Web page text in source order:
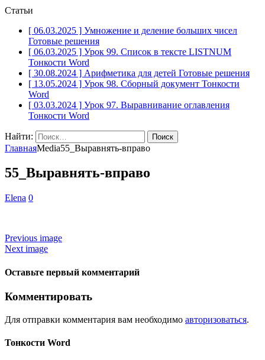
Статьи
[ 06.03.2025 ] Умножение и деление больших чисел
Готовые решения
[ 06.03.2025 ] Урок 99. Список в тексте LISTNUM
Тонкости Word
[ 30.08.2024 ] Арифметика для детей Готовые решения
[ 13.05.2024 ] Урок 98. Сборный документ Тонкости
Word
[ 03.03.2024 ] Урок 97. Выравнивание оглавления
Тонкости Word
Найти:
ГлавнаяMedia55_Выравнять-вправо
55_Выравнять-вправо
Elena 0
Previous image
Next image
Оставьте первый комментарий
Комментировать
Для отправки комментария вам необходимо авторизоваться.
Тонкости Word